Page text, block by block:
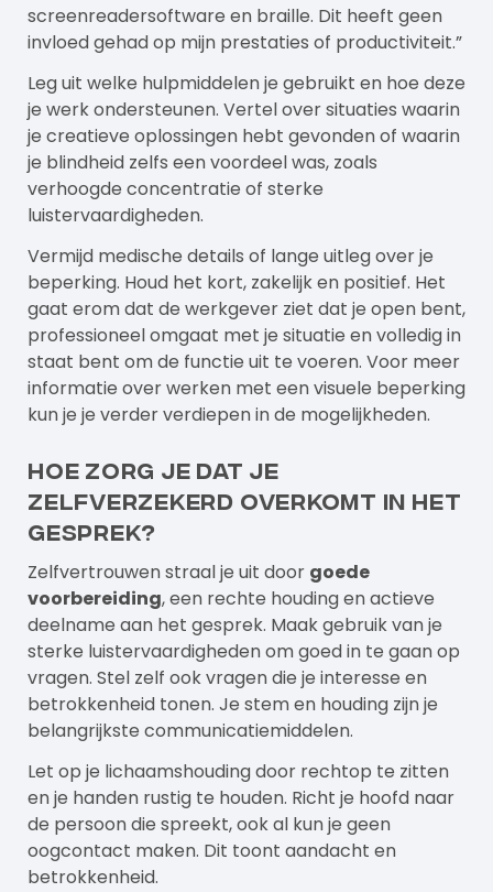
screenreadersoftware en braille. Dit heeft geen
invloed gehad op mijn prestaties of productiviteit.”
Leg uit welke hulpmiddelen je gebruikt en hoe deze
je werk ondersteunen. Vertel over situaties waarin
je creatieve oplossingen hebt gevonden of waarin
je blindheid zelfs een voordeel was, zoals
verhoogde concentratie of sterke
luistervaardigheden.
Vermijd medische details of lange uitleg over je
beperking. Houd het kort, zakelijk en positief. Het
gaat erom dat de werkgever ziet dat je open bent,
professioneel omgaat met je situatie en volledig in
staat bent om de functie uit te voeren. Voor meer
informatie overwerken met een visuele beperking
kun je je verder verdiepen in de mogelijkheden.
Hoe zorg je dat je
zelfverzekerd overkomt in het
gesprek?
Zelfvertrouwen straal je uit door goede
voorbereiding, een rechte houding en actieve
deelname aan het gesprek. Maak gebruik van je
sterke luistervaardigheden om goed in te gaan op
vragen. Stel zelf ook vragen die je interesse en
betrokkenheid tonen. Je stem en houding zijn je
belangrijkste communicatiemiddelen.
Let op je lichaamshouding door rechtop te zitten
en je handen rustig te houden. Richt je hoofd naar
de persoon die spreekt, ook al kun je geen
oogcontact maken. Dit toont aandacht en
betrokkenheid.